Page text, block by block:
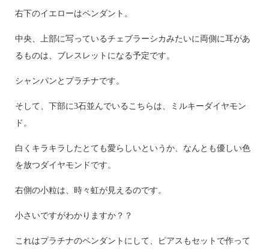
右下のイエローはペンダント。
中央、上部に写っているチェブラーシカみたいに両側に耳があ
るものは、ブレスレットになる予定です。
シャンパンとプラチナです。
そして、下部に3石並んでいるこちらは、ミルキーダイヤモン
ド。
白くキラキラしたとても愛らしいというか、なんとも優しい色
を放つダイヤモンドです。
右側の小粒は、時々虹が見えるのです。
小さいですがわかりますか？？
これはプラチナのペンダントにして、ピアスもセットで作って